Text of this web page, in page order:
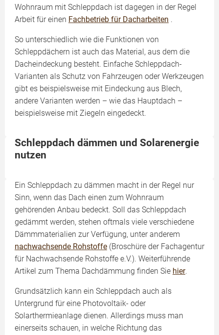
Wohnraum mit Schleppdach ist dagegen in der Regel
Arbeit für einen Fachbetrieb für Dacharbeiten .
So unterschiedlich wie die Funktionen von
Schleppdächern ist auch das Material, aus dem die
Dacheindeckung besteht. Einfache Schleppdach-
Varianten als Schutz von Fahrzeugen oder Werkzeugen
gibt es beispielsweise mit Eindeckung aus Blech,
andere Varianten werden – wie das Hauptdach –
beispielsweise mit Ziegeln eingedeckt.
Schleppdach dämmen und Solarenergie
nutzen
Ein Schleppdach zu dämmen macht in der Regel nur
Sinn, wenn das Dach einen zum Wohnraum
gehörenden Anbau bedeckt. Soll das Schleppdach
gedämmt werden, stehen oftmals viele verschiedene
Dämmmaterialien zur Verfügung, unter anderem
nachwachsende Rohstoffe (Broschüre der Fachagentur
für Nachwachsende Rohstoffe e.V.). Weiterführende
Artikel zum Thema Dachdämmung finden Sie hier.
Grundsätzlich kann ein Schleppdach auch als
Untergrund für eine Photovoltaik- oder
Solarthermieanlage dienen. Allerdings muss man
einerseits schauen, in welche Richtung das